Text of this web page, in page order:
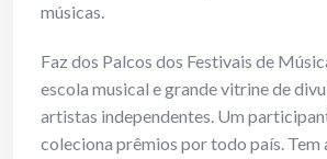
músicas.
Faz dos Palcos dos Festivais de
escola musical e grande vitrine de
artistas independentes. Um
coleciona prêmios por todo país. Tem